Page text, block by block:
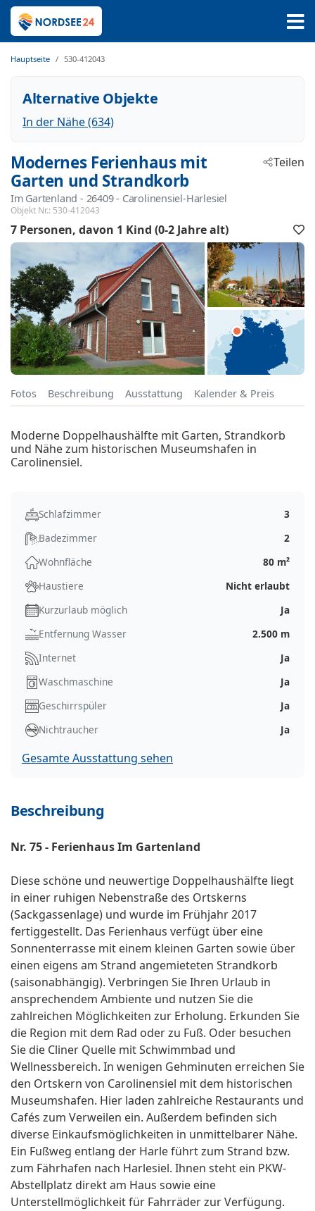
Hauptseite 530-412043
Alternative Objekte
In der Nähe (634)
Modernes Ferienhaus mit
Garten und Strandkorb
Im Gartenland - 26409 - Carolinensiel-Harlesiel
Objekt Nr.: 530-412043
Teilen
7 Personen davon 1 Kind (0-2 Jahre alt)
Fotos Beschreibung Ausstattung Kalender & Preis
Moderne Doppelhaushälfte mit Garten, Strandkorb
und Nähe zum historischen Museumshafen in
Carolinensiel.
Schlafzimmer
3
Badezimmer
2
Wohnfläche
80 m²
Haustiere
Nicht erlaubt
Kurzurlaub möglich
Ja
Entfernung Wasser
2.500 m
Internet
Ja
Waschmaschine
Ja
Geschirrspüler
Ja
Nichtraucher
Ja
Gesamte Ausstattung sehen
Beschreibung
Nr. 75 - Ferienhaus Im Gartenland
Diese schöne und neuwertige Doppelhaushälfte liegt
in einer ruhigen Nebenstraße des Ortskerns
(Sackgassenlage) und wurde im Frühjahr 2017
fertiggestellt. Das Ferienhaus verfügt über eine
Sonnenterrasse mit einem kleinen Garten sowie über
einen eigens am Strand angemieteten Strandkorb
(saisonabhängig). Verbringen Sie Ihren Urlaub in
ansprechendem Ambiente und nutzen Sie die
zahlreichen Möglichkeiten zur Erholung. Erkunden Sie
die Region mit dem Rad oder zu Fuß. Oder besuchen
Sie die Cliner Quelle mit Schwimmbad und
Wellnessbereich. In wenigen Gehminuten erreichen Sie
den Ortskern von Carolinensiel mit dem historischen
Museumshafen. Hier laden zahlreiche Restaurants und
Cafés zum Verweilen ein. Außerdem befinden sich
diverse Einkaufsmöglichkeiten in unmittelbarer Nähe.
Ein Fußweg entlang der Harle führt zum Strand bzw.
zum Fährhafen nach Harlesiel. Ihnen steht ein PKW-
Abstellplatz direkt am Haus sowie eine
Unterstellmöglichkeit für Fahrräder zur Verfügung.